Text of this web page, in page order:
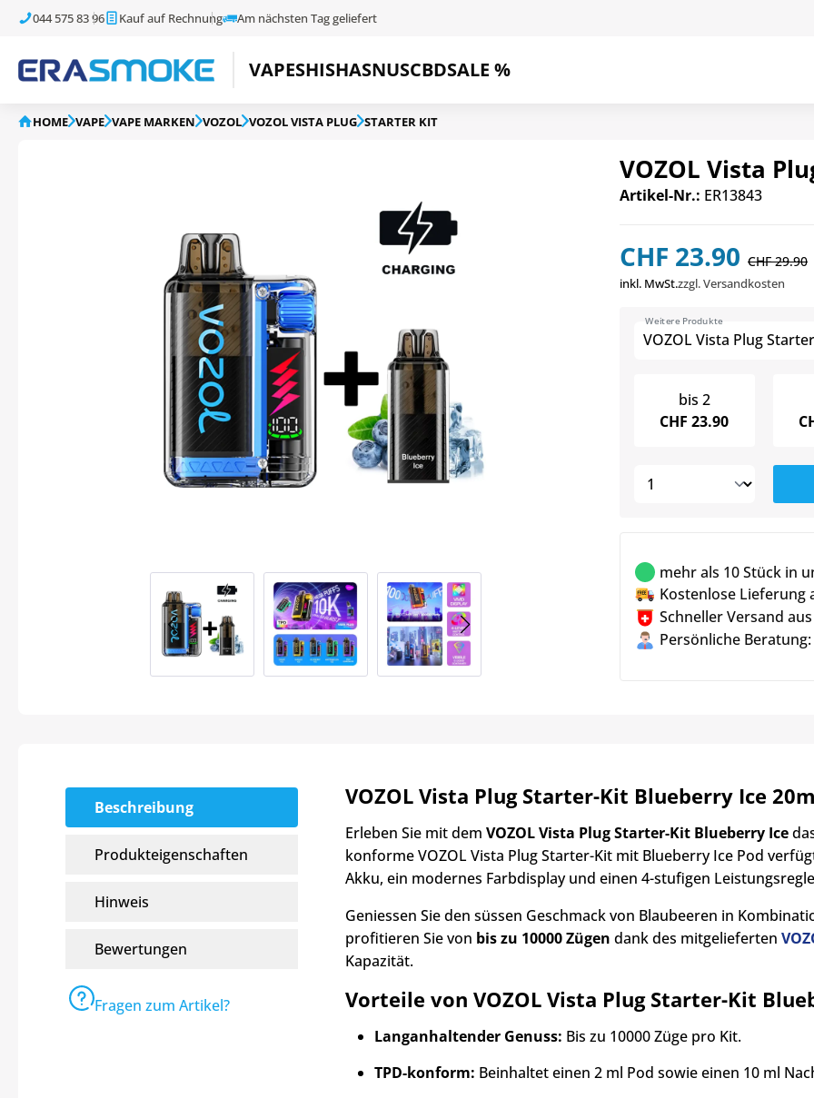
044 575 83 96 Kauf auf Rechnung Am nächsten Tag geliefert
VAPESHISHASNUSCBDSALE %
HOME VAPE VAPE MARKEN VOZOL VOZOL VISTA PLUG STARTER KIT
VOZOL Vista
Artikel-Nr.: ER13843
CHF 23.90 CHF 29.90
inkl. MwSt.zzgl. Versandkosten
VOZOL Vista Plug
Weitere Produkte
bis 2
CHF23.90
mehr als 10 Stück in
Kostenlose Lieferung
Schneller Versand
Persönliche Beratung:
Beschreibung
Produkteigenschaften
Hinweis
Bewertungen
Fragen zum Artikel?
VOZOL Vista Plug Starter-Kit Blueberry Ice
Erleben Sie mit dem VOZOL Vista Plug Starter-Kit Blueberry Ice
konforme VOZOL Vista Plug Starter-Kit mit Blueberry Ice Pod
Akku, ein modernes Farbdisplay und einen 4-stufigen
Geniessen Sie den süssen Geschmack von Blaubeeren in
profitieren Sie von bis zu 10000 Zügen dank des mitgelieferten
Kapazität.
Vorteile von VOZOL Vista Plug Starter-Kit
Langanhaltender Genuss: Bis zu 10000 Züge pro Kit.
TPD-konform: Beinhaltet einen 2 ml Pod sowie einen 10 ml